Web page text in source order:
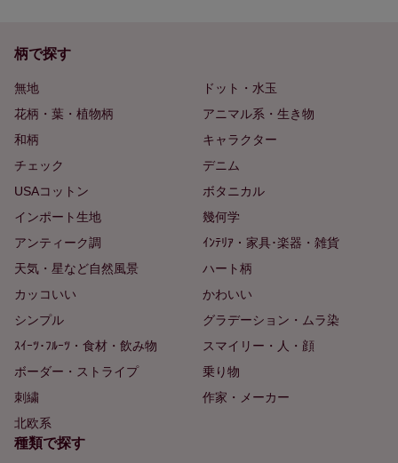
柄で探す
無地
ドット・水玉
花柄・葉・植物柄
アニマル系・生き物
和柄
キャラクター
チェック
デニム
USAコットン
ボタニカル
インポート生地
幾何学
アンティーク調
ｲﾝﾃﾘｱ・家具･楽器・雑貨
天気・星など自然風景
ハート柄
カッコいい
かわいい
シンプル
グラデーション・ムラ染
ｽｲｰﾂ･ﾌﾙｰﾂ・食材・飲み物
スマイリー・人・顔
ボーダー・ストライプ
乗り物
刺繍
作家・メーカー
北欧系
種類で探す